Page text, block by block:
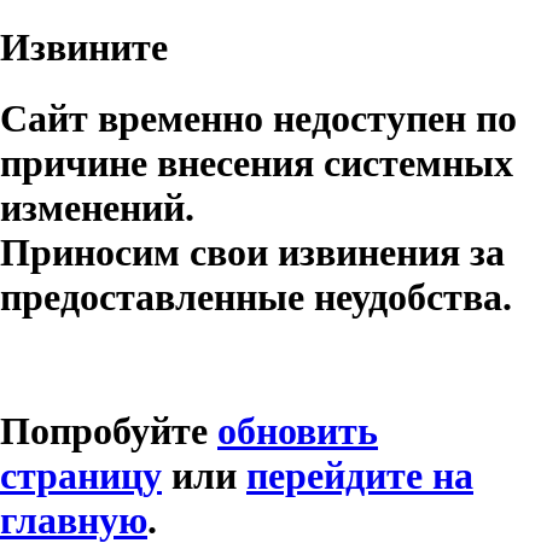
Извините
Сайт временно недоступен по
причине внесения системных
изменений.
Приносим свои извинения за
предоставленные неудобства.
Попробуйте обновить
страницу или перейдите на
главную.